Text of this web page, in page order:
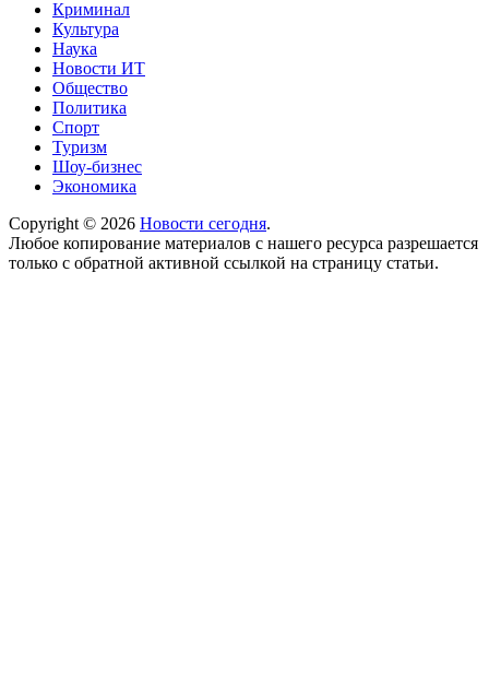
Криминал
Культура
Наука
Новости ИТ
Общество
Политика
Спорт
Туризм
Шоу-бизнес
Экономика
Copyright © 2026 Новости сегодня.
Любое копирование материалов с нашего ресурса разрешается
только с обратной активной ссылкой на страницу статьи.